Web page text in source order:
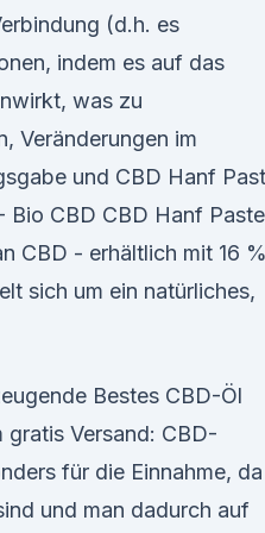
(d.h. es
indem es auf das
was zu
Veränderungen im
und CBD Hanf
CBD CBD Hanf Paste
CBD - erhältlich mit 16
sich um ein natürliches,
Bestes CBD-Öl
Versand: CBD-
für die Einnahme, da
und man dadurch auf